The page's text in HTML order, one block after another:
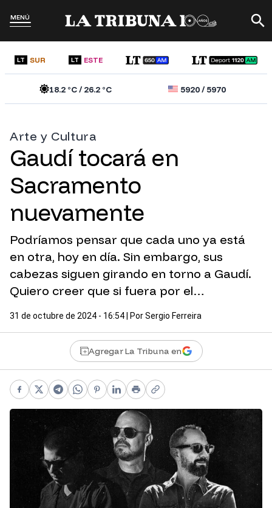
MENÚ
LT SUR LT ESTE
18.2°C /26.2°C 5920/5970
Arte y Cultura
Gaudí tocará en
Sacramento
nuevamente
Podríamos pensar que cada uno ya está
en otra, hoy en día. Sin embargo, sus
cabezas siguen girando en torno a Gaudí.
Quiero creer que si fuera por el…
31 de octubre de 2024 - 16:54 | PorSergio Ferreira
Agregar La Tribuna en
Facebook
X Telegram
WhatsApp
Pinterest
LinkedIn
PrintCopy link